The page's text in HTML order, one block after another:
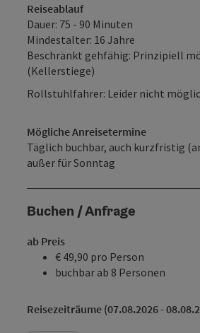
Reiseablauf
Dauer: 75 - 90 Minuten
Mindestalter: 16 Jahre
Beschränkt gehfähig: Prinzipiell
(Kellerstiege)
Rollstuhlfahrer: Leider nicht
Mögliche Anreisetermine
Täglich buchbar, auch kurzfristig
außer für Sonntag
Buchen / Anfrage
ab Preis
€ 49,90 pro Person
buchbar ab 8 Personen
Reisezeiträume (07.08.2026 -